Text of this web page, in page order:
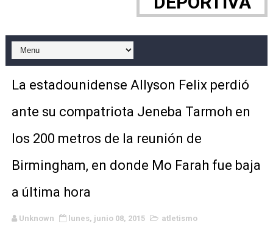
Athletes Unlimited Softball League 2026 - Las Utah
Mundial de piragüismo slalom 2026 (Oklahoma City,
Tour de Francia masculino 2026 - Tadej Pogacar
La estadounidense Allyson Felix perdió
ante su compatriota Jeneba Tarmoh en
los 200 metros de la reunión de
Birmingham, en donde Mo Farah fue baja
a última hora
Unknown lunes, junio 08, 2015 atletismo